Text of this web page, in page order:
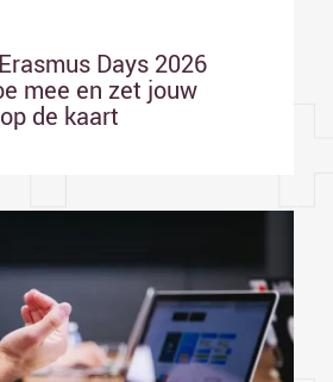
Days 2026
mee en zet jouw
de kaart